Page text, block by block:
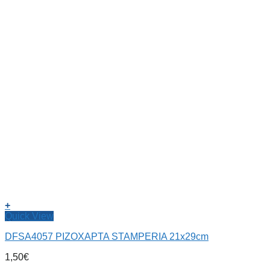
+
Quick View
DFSA4057 ΡΙΖΟΧΑΡΤΑ STAMPERIA 21x29cm
1,50€